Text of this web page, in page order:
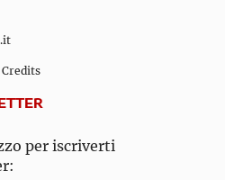
Credits
per iscriverti